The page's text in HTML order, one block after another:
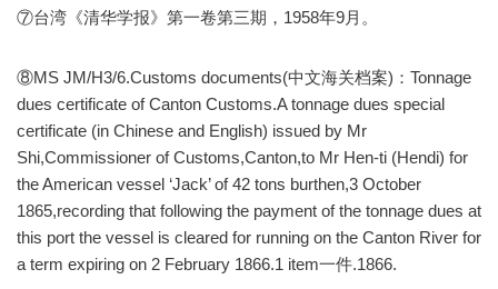
⑦台湾《清华学报》第一卷第三期，1958年9月。
⑧MS JM/H3/6.Customs documents(中文海关档案)：Tonnage
dues certificate of Canton Customs.A tonnage dues special
certificate (in Chinese and English) issued by Mr
Shi,Commissioner of Customs,Canton,to Mr Hen-ti (Hendi) for
the American vessel ‘Jack’ of 42 tons burthen,3 October
1865,recording that following the payment of the tonnage dues at
this port the vessel is cleared for running on the Canton River for
a term expiring on 2 February 1866.1 item一件.1866.